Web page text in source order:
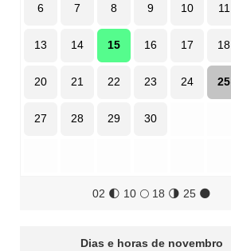
6 7 8 9 10 11
13 14 15 16 17 18
20 21 22 23 24 25
27 28 29 30
02 🌓 10 🌕18 🌗 25 🌑
Dias e horas de novembro